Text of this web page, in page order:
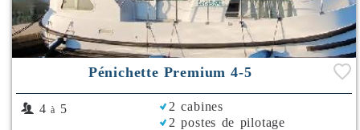
Pénichette Premium 4-5
4 à 5
2 cabines
2 postes de pilotage